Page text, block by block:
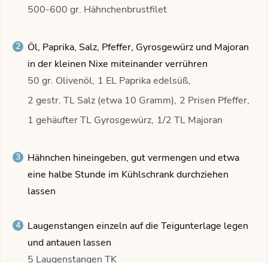
500-600 gr. Hähnchenbrustfilet
Öl, Paprika, Salz, Pfeffer, Gyrosgewürz und Majoran
in der kleinen Nixe miteinander verrühren
50 gr. Olivenöl, 1 EL Paprika edelsüß,
2 gestr. TL Salz (etwa 10 Gramm), 2 Prisen Pfeffer,
1 gehäufter TL Gyrosgewürz, 1/2 TL Majoran
Hähnchen hineingeben, gut vermengen und etwa
eine halbe Stunde im Kühlschrank durchziehen
lassen
Laugenstangen einzeln auf die Teigunterlage legen
und antauen lassen
5 Laugenstangen TK